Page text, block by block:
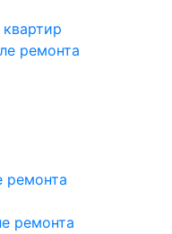
ремонта
ремонта
ремонта